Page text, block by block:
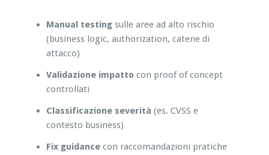
Manual testingsulle aree ad alto rischio
(business logic, authorization, catene di
attacco)
Validazione impattocon proof of concept
controllati
Classificazione severità (es. CVSS e
contesto business)
Fix guidancecon raccomandazioni pratiche